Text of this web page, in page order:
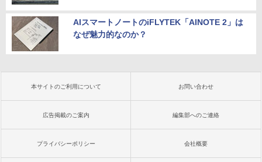
AIスマートノートのiFLYTEK「AINOTE 2」は
なぜ魅力的なのか？
本サイトのご利用について お問い合わせ
広告掲載のご案内 編集部へのご連絡
プライバシーポリシー 会社概要